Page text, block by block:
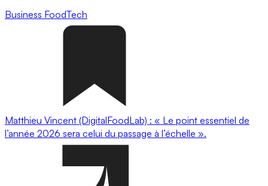
Business FoodTech
Matthieu Vincent (DigitalFoodLab) : « Le point essentiel de
l’année 2026 sera celui du passage à l’échelle ».